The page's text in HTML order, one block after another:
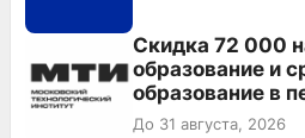
Скидка 72 000
образование и
образование в
До 31 августа, 2026